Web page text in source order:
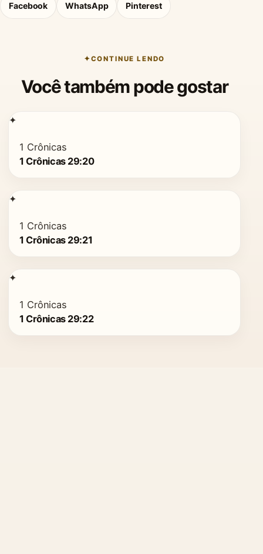
Facebook WhatsApp Pinterest
CONTINUE LENDO
Você também pode gostar
✦
1 Crônicas
1 Crônicas 29:20
✦
1 Crônicas
1 Crônicas 29:21
✦
1 Crônicas
1 Crônicas 29:22